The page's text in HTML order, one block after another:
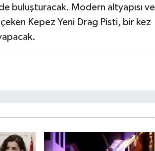
buluşturacak. Modern altyapısı ve
Kepez Yeni Drag Pisti, bir kez